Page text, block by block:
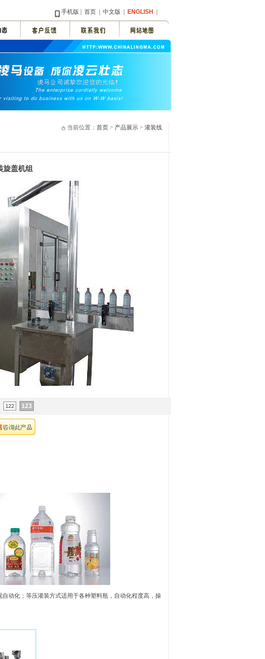
手机版 首页 中文版 ENGLISH
当前位置： 首页 > 产品展示 > 灌装线
旋盖机组
122 123
动化； 等压灌装方式适用于各种塑料瓶，自动化程度高，操